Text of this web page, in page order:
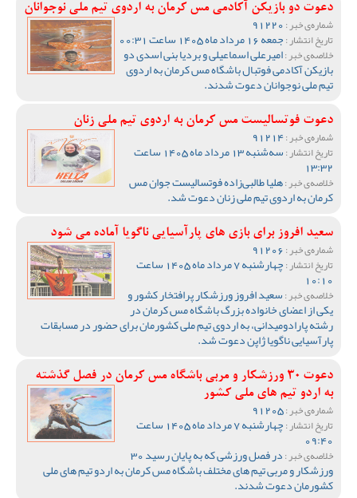
دعوت دو بازیکن آکادمی مس کرمان به اردوی تیم ملی نوجوانان
شماره‌ی خبر :
تاریخ انتشار :جمعه 16 مرداد ماه 1405 ساعت 00:31
خلاصه‌ی خبر :امیرعلی اسماعیلی و بردیا بنی اسدی دو
بازیکن آکادمی فوتبال باشگاه مس کرمان به اردوی
تیم ملی نوجوانان دعوت شدند.
دعوت فوتسالیست مس کرمان به اردوی تیم ملی زنان
شماره‌ی خبر :
تاریخ انتشار : سه‌شنبه 13 مرداد ماه 1405 ساعت
13:32
خلاصه‌ی خبر :هلیا طالبی‌زاده فوتسالیست جوان مس
کرمان به اردوی تیم ملی زنان دعوت شد.
سعید افروز برای بازی های پارآسیایی ناگویا آماده می شود
شماره‌ی خبر :
تاریخ انتشار : چهارشنبه 7 مرداد ماه 1405 ساعت
10:10
خلاصه‌ی خبر :سعید افروز ورزشکار پرافتخار کشور و
یکی از اعضای خانواده بزرگ باشگاه مس کرمان در
رشته پارادومیدانی، به اردوی تیم ملی کشورمان برای حضور در مسابقات
پارآسیایی ناگویا ژاپن دعوت شد.
دعوت 30 ورزشکار و مربی باشگاه مس کرمان در فصل گذشته
به اردو تیم های ملی کشور
شماره‌ی خبر :
تاریخ انتشار : چهارشنبه 7 مرداد ماه 1405 ساعت
09:40
خلاصه‌ی خبر : در فصل ورزشی که به پایان رسید 30
ورزشکار و مربی تیم های مختلف باشگاه مس کرمان به اردو تیم های ملی
کشورمان دعوت شدند.